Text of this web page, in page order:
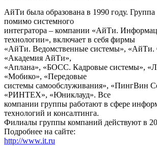
АйТи была образована в 1990 году.
помимо системного
интегратора – компании «АйТи.
технологии», включает в себя фирмы
«АйТи. Ведомственные системы», «АйТи.
«Академия АйТи»,
«Аплана», «БОСС. Кадровые системы»,
«Мобико», «Передовые
системы самообслуживания», «ПингВин
«РИНТЕХ», «Юниклауд». Все
компании группы работают в сфере
технологий и консалтинга.
Филиалы группы компаний действуют в
Подробнее на сайте:
http://www.it.ru